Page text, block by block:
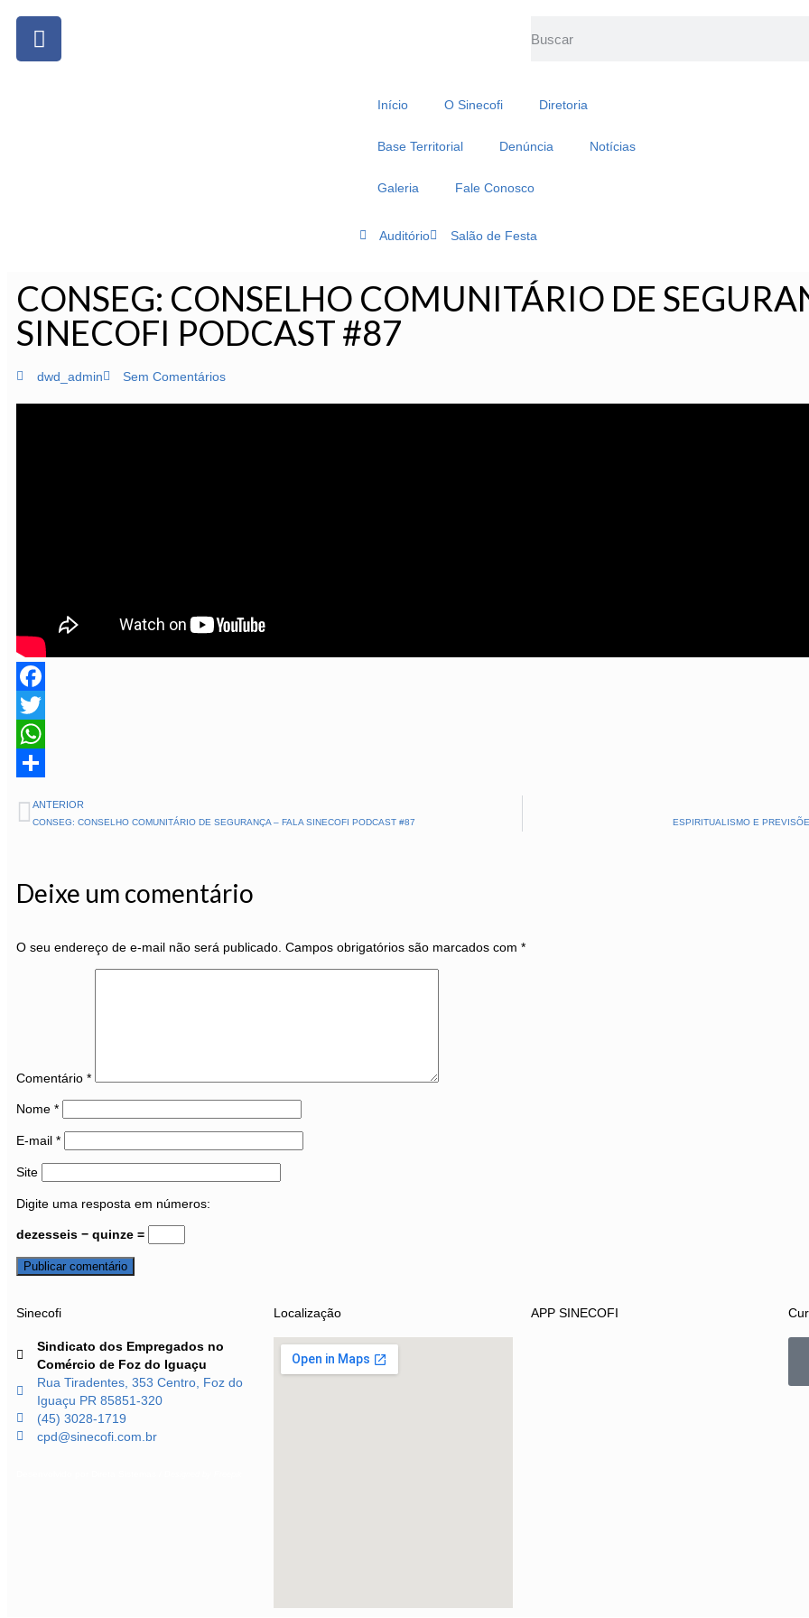
Início O Sinecofi Diretoria
Base Territorial Denúncia Notícias
Galeria Fale Conosco
Auditório Salão de Festa
CONSEG: CONSELHO COMUNITÁRIO DE
SINECOFI PODCAST #87
dwd_admin Sem Comentários
Facebook
Twitter
WhatsApp
ANTERIOR
CONSEG: CONSELHO COMUNITÁRIO DE SEGURANÇA – FALA SINECOFI PODCAST #87 ESPIRITUALISMO E
Deixe um comentário
O seu endereço de e-mail não será publicado. Campos obrigatórios são marcados com *
Comentário *
Nome *
E-mail *
Site
Digite uma resposta em números:
dezesseis − quinze =
Sinecofi
Sindicato dos Empregados no
Comércio de Foz do Iguaçu
Rua Tiradentes, 353 Centro, Foz do
Iguaçu PR 85851-320
(45) 3028-1719
cpd@sinecofi.com.br
Localização APP SINECOFI